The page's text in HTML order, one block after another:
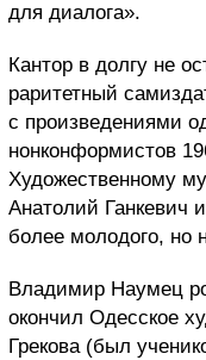
для диалога».
Кантор в долгу не
раритетный
с произведениями
нонконформистов
Художественному
Анатолий Ганкевич
более молодого, но
Владимир Наумец
окончил Одесское
Грекова (был